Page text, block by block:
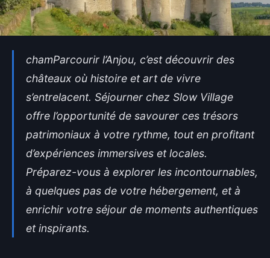
chamParcourir l’Anjou, c’est découvrir des
châteaux où histoire et art de vivre
s’entrelacent. Séjourner chez Slow Village
offre l’opportunité de savourer ces trésors
patrimoniaux à votre rythme, tout en profitant
d’expériences immersives et locales.
Préparez-vous à explorer les incontournables,
à quelques pas de votre hébergement, et à
enrichir votre séjour de moments authentiques
et inspirants.